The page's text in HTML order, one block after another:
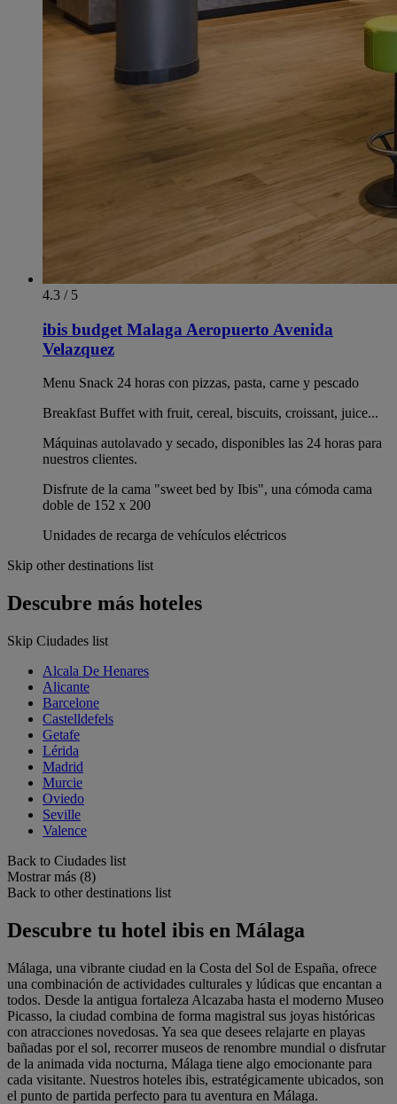
4.3 / 5
ibis budget Malaga Aeropuerto Avenida
Velazquez
Menu Snack 24 horas con pizzas, pasta, carne y pescado
Breakfast Buffet with fruit, cereal, biscuits, croissant, juice...
Máquinas autolavado y secado, disponibles las 24 horas para
nuestros clientes.
Disfrute de la cama "sweet bed by Ibis", una cómoda cama
doble de 152 x 200
Unidades de recarga de vehículos eléctricos
Skip other destinations list
Descubre más hoteles
Skip Ciudades list
Alcala De Henares
Alicante
Barcelone
Castelldefels
Getafe
Lérida
Madrid
Murcie
Oviedo
Seville
Valence
Back to Ciudades list
Mostrar más (8)
Back to other destinations list
Descubre tu hotel ibis en Málaga
Málaga, una vibrante ciudad en la Costa del Sol de España, ofrece
una combinación de actividades culturales y lúdicas que encantan a
todos. Desde la antigua fortaleza Alcazaba hasta el moderno Museo
Picasso, la ciudad combina de forma magistral sus joyas históricas
con atracciones novedosas. Ya sea que desees relajarte en playas
bañadas por el sol, recorrer museos de renombre mundial o disfrutar
de la animada vida nocturna, Málaga tiene algo emocionante para
cada visitante. Nuestros hoteles ibis, estratégicamente ubicados, son
el punto de partida perfecto para tu aventura en Málaga.